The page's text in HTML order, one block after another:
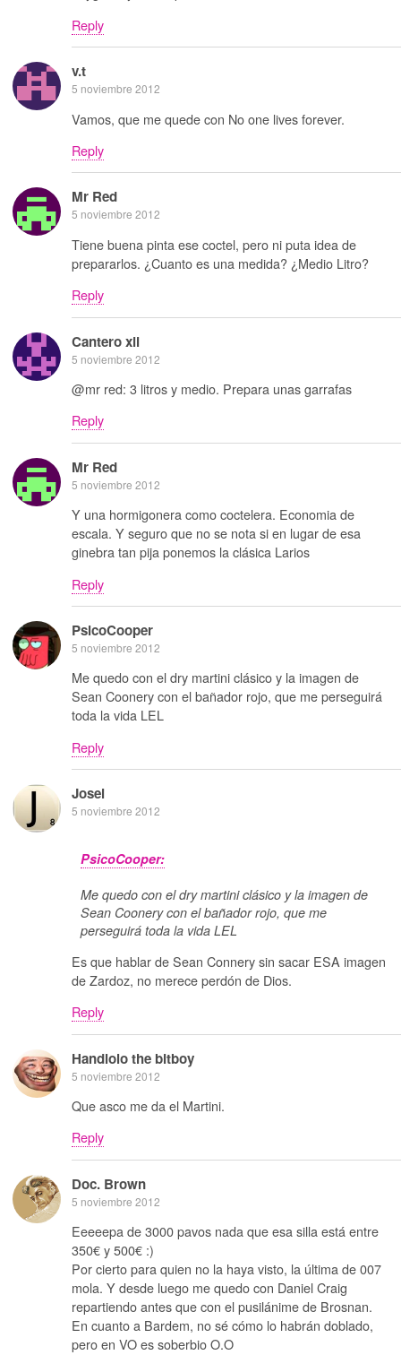
Reply
v.t
5 noviembre 2012
Vamos, que me quede con No one lives forever.
Reply
Mr Red
5 noviembre 2012
Tiene buena pinta ese coctel, pero ni puta idea de
prepararlos. ¿Cuanto es una medida? ¿Medio Litro?
Reply
Cantero xii
5 noviembre 2012
@mr red: 3 litros y medio. Prepara unas garrafas
Reply
Mr Red
5 noviembre 2012
Y una hormigonera como coctelera. Economia de
escala. Y seguro que no se nota si en lugar de esa
ginebra tan pija ponemos la clásica Larios
Reply
PsicoCooper
5 noviembre 2012
Me quedo con el dry martini clásico y la imagen de
Sean Coonery con el bañador rojo, que me perseguirá
toda la vida LEL
Reply
Josei
5 noviembre 2012
PsicoCooper:
Me quedo con el dry martini clásico y la imagen de
Sean Coonery con el bañador rojo, que me
perseguirá toda la vida LEL
Es que hablar de Sean Connery sin sacar ESA imagen
de Zardoz, no merece perdón de Dios.
Reply
Handlolo the bitboy
5 noviembre 2012
Que asco me da el Martini.
Reply
Doc. Brown
5 noviembre 2012
Eeeeepa de 3000 pavos nada que esa silla está entre
350€ y 500€ :)
Por cierto para quien no la haya visto, la última de 007
mola. Y desde luego me quedo con Daniel Craig
repartiendo antes que con el pusilánime de Brosnan.
En cuanto a Bardem, no sé cómo lo habrán doblado,
pero en VO es soberbio O.O